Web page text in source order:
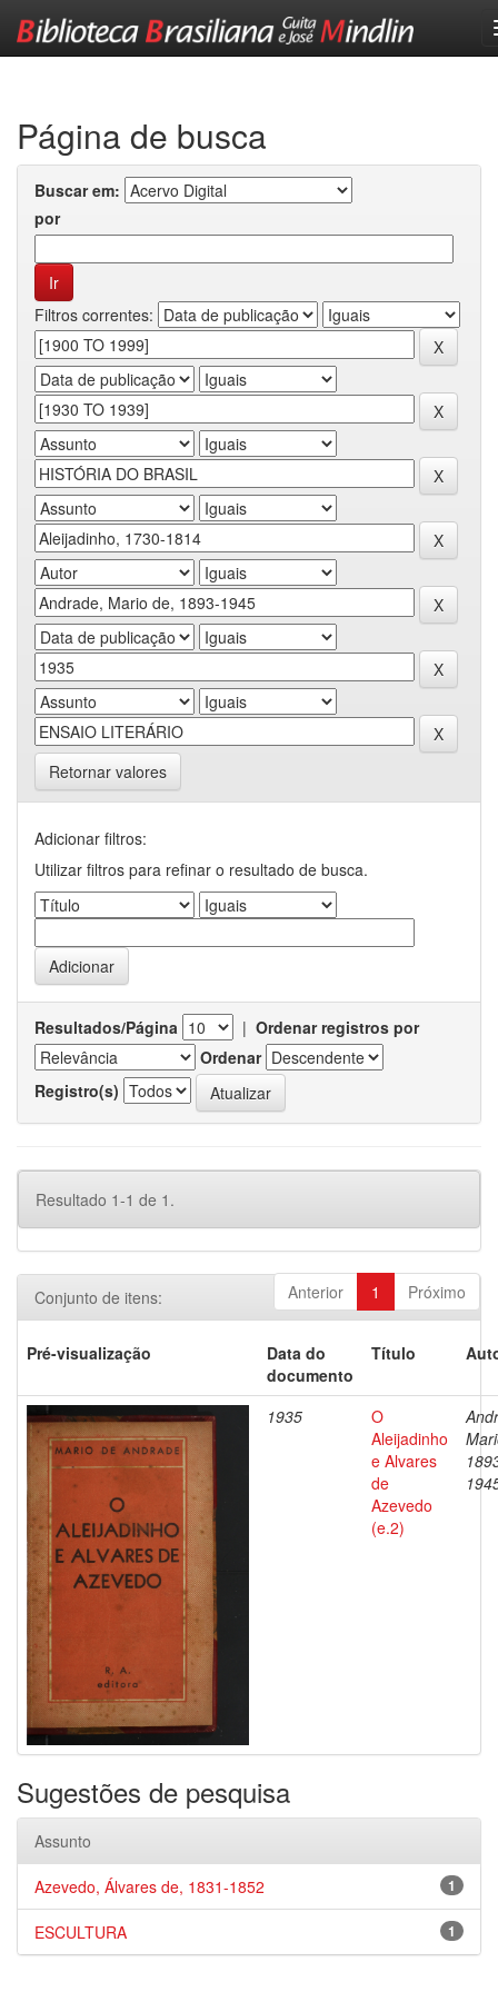
Página de busca
Buscar em:
por
Filtros correntes:
Retornar valores
Adicionar filtros:
Utilizar filtros para refinar o resultado de busca.
Resultados/Página | Ordenar registros por
Ordenar
Registro(s)
Resultado 1-1 de 1.
Anterior 1 Próximo
Conjunto de itens:
Pré-visualização
Data do
documento
Título
1935
O
Aleijadinho
e Alvares
de
Azevedo
(e.2)
Sugestões de pesquisa
Assunto
1
Azevedo, Álvares de, 1831-1852
1
ESCULTURA